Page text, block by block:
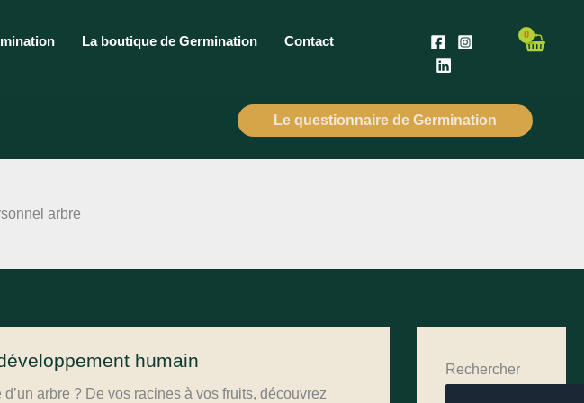
La boutique de Germination
Contact
Le questionnaire de Germination
arbre
humain
arbre ? De vos racines à vos fruits, découvrez
Rechercher